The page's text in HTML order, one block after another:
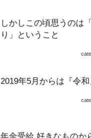
しかしこの頃思うのは
り」ということ
2019年5月からは『令和
年金受給 好きなものか